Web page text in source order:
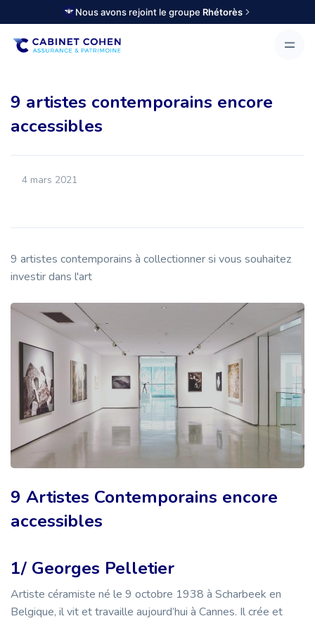
Nous avons rejoint le groupe Rhétorès
9 artistes contemporains encore
accessibles
4 mars 2021
9 artistes contemporains à collectionner si vous souhaitez
investir dans l'art
9 Artistes Contemporains encore
accessibles
1/ Georges Pelletier
Artiste céramiste né le 9 octobre 1938 à Scharbeek en
Belgique, il vit et travaille aujourd’hui à Cannes. Il crée et